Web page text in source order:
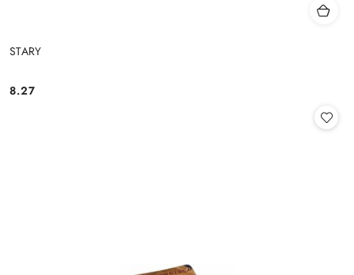
STARY
Cena:
8.27